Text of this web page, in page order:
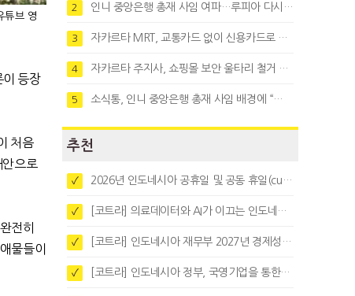
튜브 영
이 등장
처음
으로
완전히
물들이
2 인니 중앙은행 총재 사임 여파…루피아 다시 1만8천대로 약세
3 자카르타 MRT, 교통카드 없이 신용카드로 바로 탄다
4 자카르타 주지사, 쇼핑몰 보안 울타리 철거 요청…"치안 문제없다"
5 소식통, 인니 중앙은행 총재 사임 배경에 “정부와 정책 갈등"
추천
✓ 2026년 인도네시아 공휴일 및 공동 휴일(cuti bersama)
✓ [코트라] 의료데이터와 AI가 이끄는 인도네시아 디지털 헬스케어 시장 트렌드
✓ [코트라] 인도네시아 재무부 2027년 경제성장 전망 및 목표 발표
✓ [코트라] 인도네시아 정부, 국영기업을 통한 석탄·팜유·합금철 수출 중앙집중화 추진